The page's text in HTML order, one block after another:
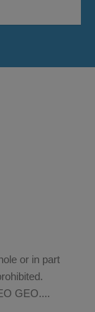
or in part
GEO....